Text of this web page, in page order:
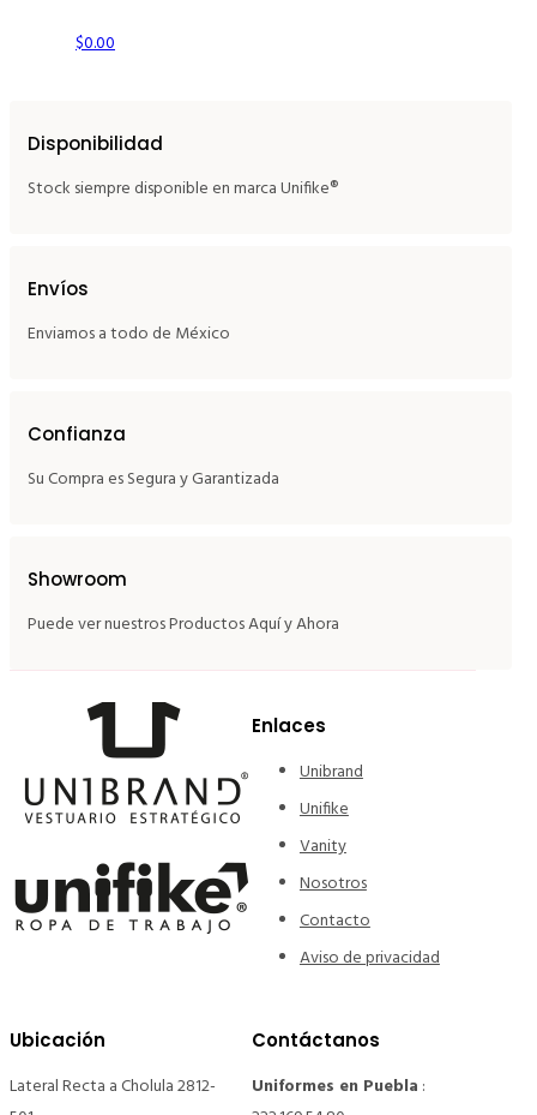
$0.00
Disponibilidad
Stock siempre disponible en marca Unifike®
Envíos
Enviamos a todo de México
Confianza
Su Compra es Segura y Garantizada
Showroom
Puede ver nuestros Productos Aquí y Ahora
Enlaces
Unibrand
Unifike
Vanity
Nosotros
Contacto
Aviso de privacidad
Ubicación
Lateral Recta a Cholula 2812-
Contáctanos
Uniformes en Puebla :